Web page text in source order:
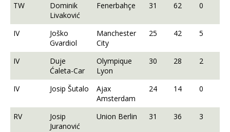
TW
Dominik
Livaković
Fenerbahçe 31 62 0
IV
Joško
Gvardiol
Manchester
City
25 42 5
IV
Duje
Ćaleta-Car
Olympique
Lyon
30 28 2
IV Josip Šutalo
Ajax
Amsterdam
24 14 0
RV
Josip
Juranović
Union Berlin 31 36 3